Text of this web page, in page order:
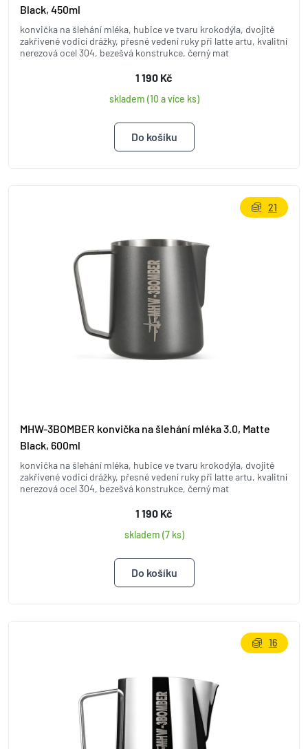
Black, 450ml
konvička na šlehání mléka, hubice ve tvaru krokodýla, dvojitě
zakřivené vodicí drážky, přesné vedení ruky při latte artu, kvalitní
nerezová ocel 304, bezešvá konstrukce, černý mat
1 190 Kč
skladem (10 a více ks)
MHW-3BOMBER konvička na šlehání mléka 3.0, Matte
Black, 600ml
konvička na šlehání mléka, hubice ve tvaru krokodýla, dvojitě
zakřivené vodicí drážky, přesné vedení ruky při latte artu, kvalitní
nerezová ocel 304, bezešvá konstrukce, černý mat
1 190 Kč
skladem (7 ks)
21
16